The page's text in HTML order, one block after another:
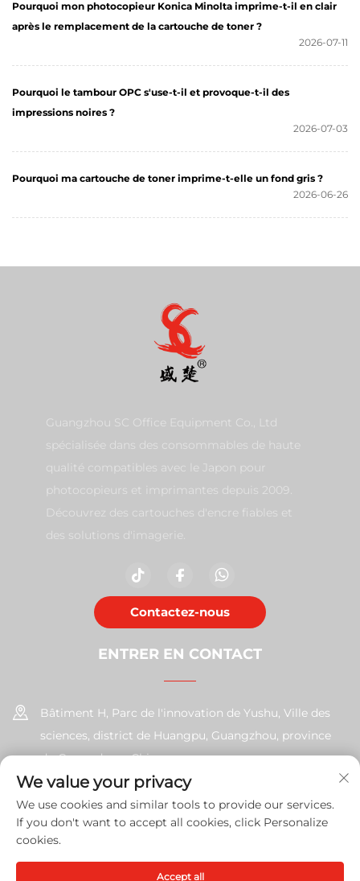
Pourquoi mon photocopieur Konica Minolta imprime-t-il en clair
après le remplacement de la cartouche de toner ?
2026-07-11
Pourquoi le tambour OPC s'use-t-il et provoque-t-il des
impressions noires ?
2026-07-03
Pourquoi ma cartouche de toner imprime-t-elle un fond gris ?
2026-06-26
Guangzhou SC Office Equipment Co., Ltd
spécialisée dans des consommables de haute
qualité compatibles avec le Japon pour
photocopieurs et imprimantes depuis 2009.
Découvrez des cartouches d'encre fiables et
des solutions d'imagerie.
Contactez-nous
ENTRER EN CONTACT
Bâtiment H, Parc de l'innovation de Yushu, Ville des
sciences, district de Huangpu, Guangzhou, province
du Guangdong, Chine
+86-17585526413
[email protected]
We value your privacy
We use cookies and similar tools to provide our services.
If you don't want to accept all cookies, click Personalize
cookies.
Accept all